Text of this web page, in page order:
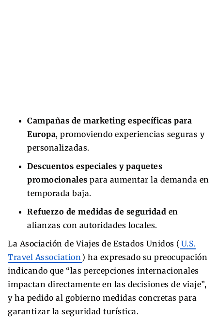
Campañas de marketing específicas para
Europa, promoviendo experiencias seguras y
personalizadas.
Descuentos especiales y paquetes
promocionales para aumentar la demanda en
temporada baja.
Refuerzo de medidas de seguridad en
alianzas con autoridades locales.
La Asociación de Viajes de Estados Unidos ( U.S.
Travel Association ) ha expresado su preocupación
indicando que “las percepciones internacionales
impactan directamente en las decisiones de viaje”,
y ha pedido al gobierno medidas concretas para
garantizar la seguridad turística.